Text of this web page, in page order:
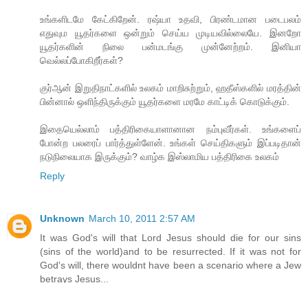
உங்களிடமே கேட்கிறேன். ரஷ்யா உதவி, பிரண்டமான படைபலம்
எதுவும யூதர்களை ஒன்றும் செய்ய முடியவில்லையே. இனறோ
யூதர்களின் நிலை பன்மடங்கு முன்னேற்றம். இனியா
வெல்லப்போகிறீர்கள்?
குர்ஆன் இறுதிநாட்களில் உலகம் மாறிசுற்றும், ஹதீஸ்களில் மரத்தின்
பின்னால் ஒளிந்திருக்கும் யூதர்களை மரமே காட்டிக் கொடுக்கும்.
இதையெல்லாம் பத்திரிகையாளானான நம்புவீர்கள். உங்களைப்
போன்ற பலரைப் பார்த்துள்ளேன். உங்கள் செய்திகளும் இப்படிதான்
நடுநிலையாக இருக்கும்? வாழ்க இஸ்லாமிய பத்திரிகை உலகம்
Reply
Unknown March 10, 2011 2:57 AM
It was God's will that Lord Jesus should die for our sins
(sins of the world)and to be resurrected. If it was not for
God's will, there wouldnt have been a scenario where a Jew
betrays Jesus...